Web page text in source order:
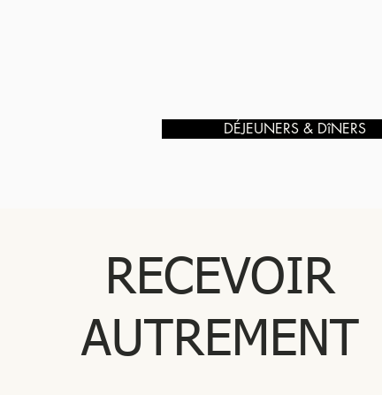
DÉJEUNERS & DîNERS
RECEVOIR
AUTREMENT